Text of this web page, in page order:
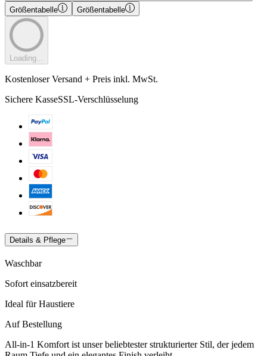
Größentabelle
Größentabelle
Loading...
Kostenloser Versand + Preis inkl. MwSt.
Sichere KasseSSL-Verschlüsselung
Details & Pflege
Waschbar
Sofort einsatzbereit
Ideal für Haustiere
Auf Bestellung
All-in-1 Komfort ist unser beliebtester strukturierter Stil, der jedem